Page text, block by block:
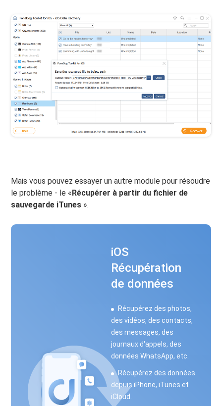
Mais vous pouvez essayer un autre module pour résoudre
le problème - le «Récupérer à partir du fichier de
sauvegarde iTunes ».
iOS
Récupération
de données
Récupérez des photos,
des vidéos, des contacts,
des messages, des
journaux d'appels, des
données WhatsApp, etc.
Récupérez des données
depuis iPhone, iTunes et
iCloud.